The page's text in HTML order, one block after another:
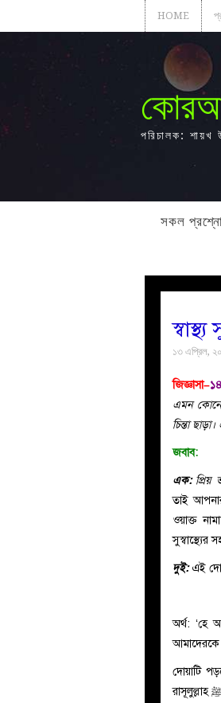
HOME
পরিচালক: শায়খ
সকল
১৩ এপ্রিল,
জিজ্ঞাসা–
এমন কোনো
চিন্তা
জবাব:
এক: প্রিয়
তাই
ওয়াক্ত
সুস্বাস্থ্যের
দুই:এই
অর্থ: ‘হে
আমাদেরকে
দোয়াটি
রাসূলুল্লাহ